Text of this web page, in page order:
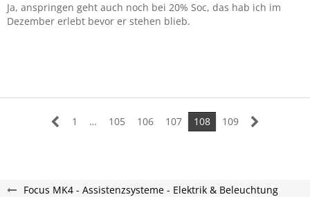
Ja, anspringen geht auch noch bei 20% Soc, das hab ich im
Dezember erlebt bevor er stehen blieb.
1 … 105 106 107 108 109
Focus MK4 - Assistenzsysteme - Elektrik & Beleuchtung